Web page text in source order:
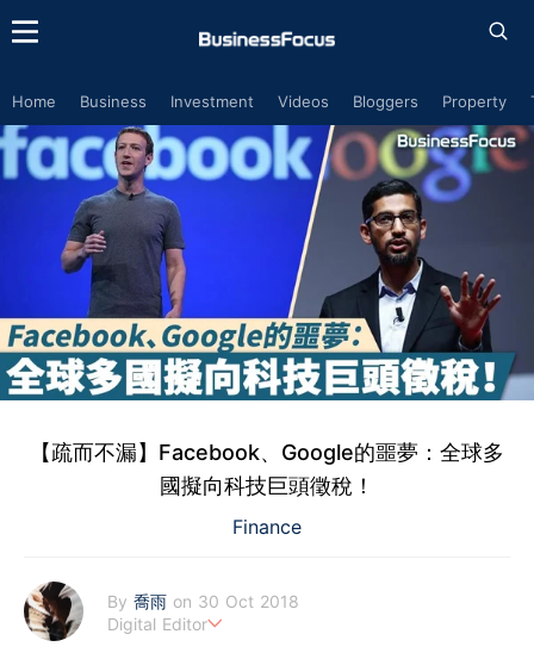
Home Business Investment Videos Bloggers Property
【疏而不漏】Facebook、Google的噩夢：全球多
國擬向科技巨頭徵稅！
Finance
By 喬雨 on 30 Oct 2018
Digital Editor